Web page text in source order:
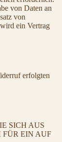
von Daten an
von
ein Vertrag
erfolgten
SICH AUS
FÜR EIN AUF